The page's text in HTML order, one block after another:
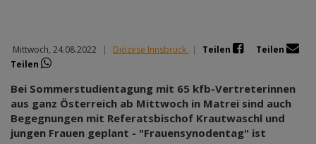
Mittwoch, 24.08.2022 | Diözese Innsbruck | Teilen
Teilen
Teilen
Bei Sommerstudientagung mit 65 kfb-Vertreterinnen
aus ganz Österreich ab Mittwoch in Matrei sind auch
Begegnungen mit Referatsbischof Krautwaschl und
jungen Frauen geplant - "Frauensynodentag" ist